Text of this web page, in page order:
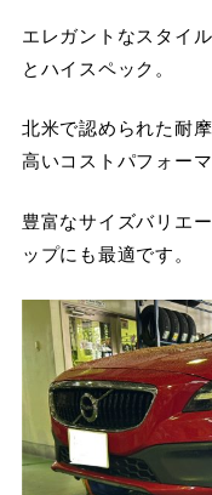
エレガントなスタイ
とハイスペック。
北米で認められた耐
高いコストパフォーマ
豊富なサイズバリエ
ップにも最適です。